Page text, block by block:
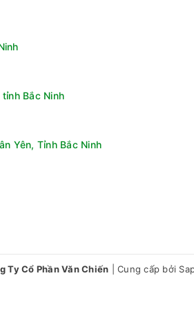
Bắc Ninh
Yên, Tỉnh Bắc Ninh
Ty Cổ Phần Văn Chiến Cung cấp bởi